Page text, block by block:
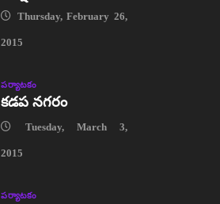
Thursday, February 26,
2015
పర్యాటకం
కడప నగరం
Tuesday, March 3,
2015
పర్యాటకం